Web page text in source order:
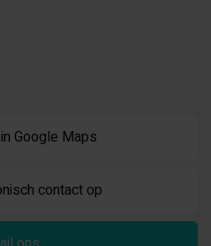
Google Maps
contact op